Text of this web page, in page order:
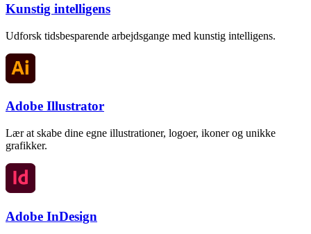
Kunstig intelligens
Udforsk tidsbesparende arbejdsgange med kunstig intelligens.
Adobe Illustrator
Lær at skabe dine egne illustrationer, logoer, ikoner og unikke
grafikker.
Adobe InDesign